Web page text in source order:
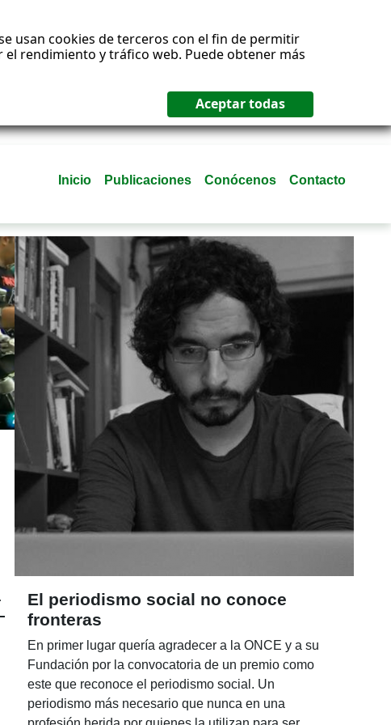
usan cookies de terceros con el fin de permitir
rendimiento y tráfico web. Puede obtener más
Inicio Publicaciones Conócenos Contacto
El periodismo social no conoce
fronteras
En primer lugar quería agradecer a la ONCE y a su
Fundación por la convocatoria de un premio como
este que reconoce el periodismo social. Un
periodismo más necesario que nunca en una